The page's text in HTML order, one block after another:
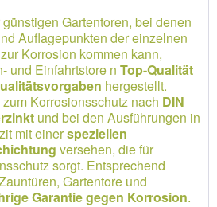
Gartentoren, bei denen
Auflagepunkten der einzelnen
Korrosion kommen kann,
und Einfahrtstore n Top-Qualität
hergestellt.
Korrosionsschutz nach DIN
und bei den Ausführungen in
mit einerspeziellen
versehen, die für
sorgt. Entsprechend
Gartentore und
Garantie gegen Korrosion.